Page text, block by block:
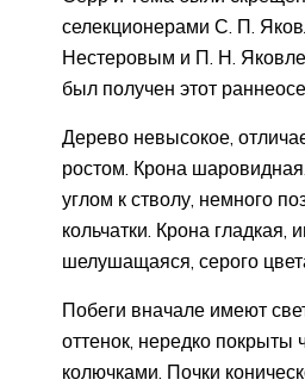
селекционерами С. П.
Нестеровым и П. Н.
был получен этот
Дерево невысокое,
ростом. Крона
углом к стволу, немного
кольчатки. Крона гладкая,
шелушащаяся, серого
Побеги вначале имеют
оттенок, нередко покрыты
колючками. Почки